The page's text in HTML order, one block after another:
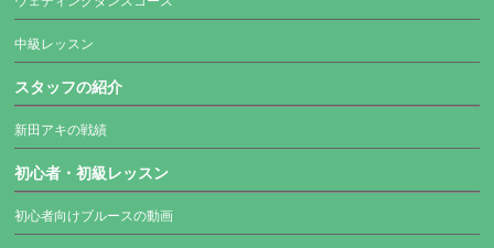
中級レッスン
スタッフの紹介
新田アキの戦績
初心者・初級レッスン
初心者向けブルースの動画